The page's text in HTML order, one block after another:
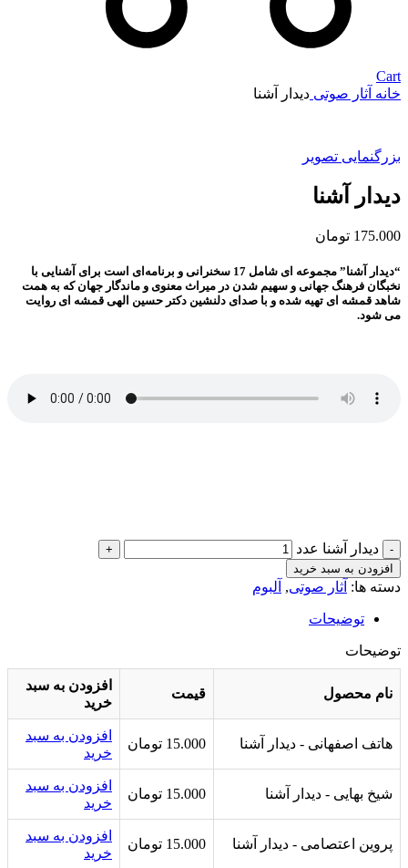
Cart
خانه آثار صوتی دیدار آشنا
بزرگنمایی تصویر
دیدار آشنا
175.000 تومان
“دیدار آشنا” مجموعه ای شامل 17 سخنرانی و برنامه‌ای است برای آشنایی با
نخبگان فرهنگ جهانی و سهیم شدن در میراث معنوی و ماندگار جهان که به همت
شاهد قمشه ای تهیه شده و با صدای دلنشین دکتر حسین الهی قمشه ای روایت
می شود.
دیدار آشنا عدد
افزودن به سبد خرید
دسته ها: آثار صوتی, آلبوم
توضیحات
توضیحات
نام محصول قیمت
افزودن به سبد
خرید
هاتف اصفهانی - دیدار آشنا 15.000 تومان
افزودن به سبد
خرید
شیخ بهایی - دیدار آشنا 15.000 تومان
افزودن به سبد
خرید
پروین اعتصامی - دیدار آشنا 15.000 تومان
افزودن به سبد
خرید